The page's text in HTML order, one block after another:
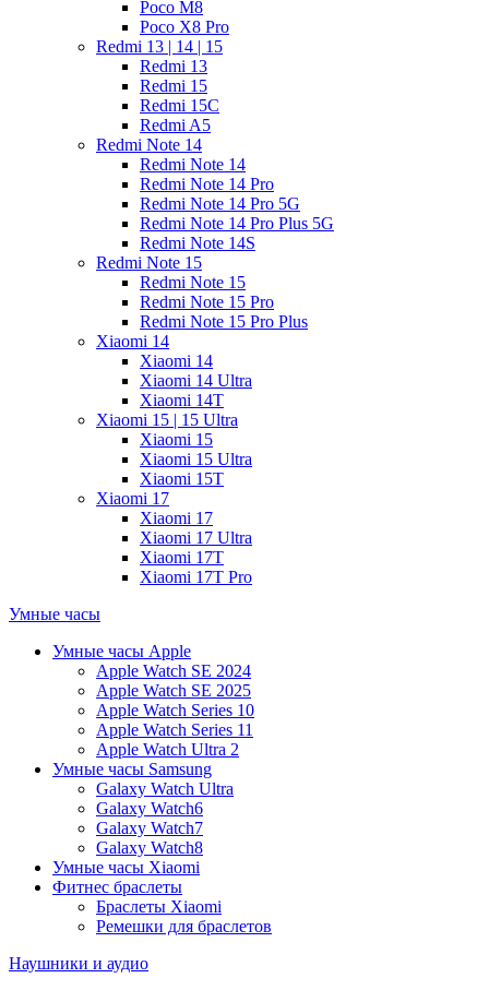
Poco M8
Poco X8 Pro
Redmi 13 | 14 | 15
Redmi 13
Redmi 15
Redmi 15C
Redmi A5
Redmi Note 14
Redmi Note 14
Redmi Note 14 Pro
Redmi Note 14 Pro 5G
Redmi Note 14 Pro Plus 5G
Redmi Note 14S
Redmi Note 15
Redmi Note 15
Redmi Note 15 Pro
Redmi Note 15 Pro Plus
Xiaomi 14
Xiaomi 14
Xiaomi 14 Ultra
Xiaomi 14T
Xiaomi 15 | 15 Ultra
Xiaomi 15
Xiaomi 15 Ultra
Xiaomi 15T
Xiaomi 17
Xiaomi 17
Xiaomi 17 Ultra
Xiaomi 17T
Xiaomi 17T Pro
Умные часы
Умные часы Apple
Apple Watch SE 2024
Apple Watch SE 2025
Apple Watch Series 10
Apple Watch Series 11
Apple Watch Ultra 2
Умные часы Samsung
Galaxy Watch Ultra
Galaxy Watch6
Galaxy Watch7
Galaxy Watch8
Умные часы Xiaomi
Фитнес браслеты
Браслеты Xiaomi
Ремешки для браслетов
Наушники и аудио